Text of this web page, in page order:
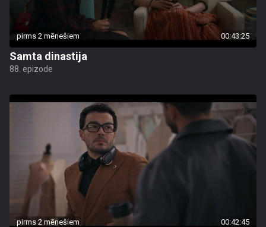
pirms 2 mēnešiem 00:43:25
Samta dinastija
88. epizode
pirms 2 mēnešiem 00:42:45